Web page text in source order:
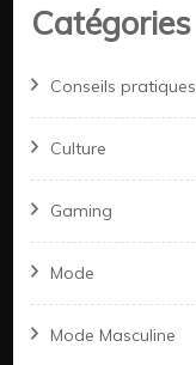
Catégories
Conseils pratiques
Culture
Gaming
Mode
Mode Masculine